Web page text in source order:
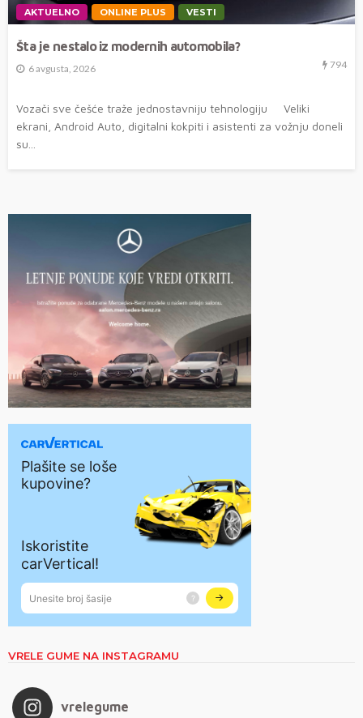
AKTUELNO ONLINE PLUS VESTI
Šta je nestalo iz modernih automobila?
6 avgusta, 2026 794
Vozači sve češće traže jednostavniju tehnologiju Veliki
ekrani, Android Auto, digitalni kokpiti i asistenti za vožnju doneli
su...
VRELE GUME NA INSTAGRAMU
vrelegume